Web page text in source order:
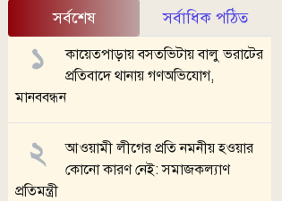
সর্বশেষ সর্বাধিক পঠিত
কায়েতপাড়ায় বসতভিটায় বালু ভরাটের
প্রতিবাদে থানায় গণঅভিযোগ,
মানববন্ধন
আওয়ামী লীগের প্রতি নমনীয় হওয়ার
কোনো কারণ নেই: সমাজকল্যাণ
প্রতিমন্ত্রী